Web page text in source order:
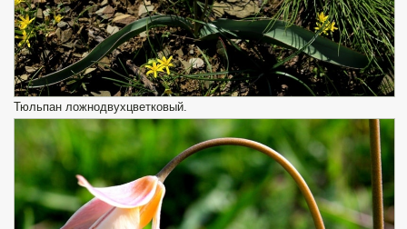
Тюльпан ложнодвухцветковый.